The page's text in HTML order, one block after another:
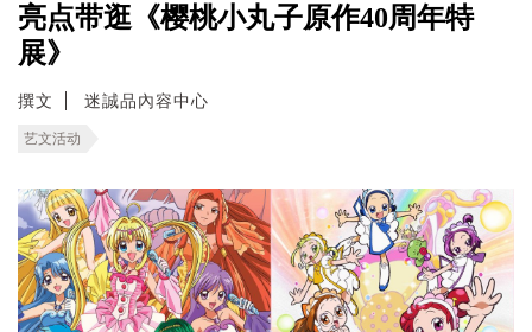
亮点带逛《樱桃小丸子原作40周年特
展》
撰文 迷誠品內容中心
艺文活动